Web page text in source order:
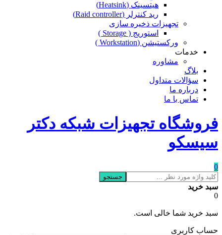
هیتسینک (Heatsink)
رید کنترلر (Raid controller)
تجهیزات ذخیره سازی
استوریج ( Storage )
ورکستیشن (Workstation )
خدمات
مشاوره
بلاگ
سؤالات متداول
درباره ما
تماس با ما
فروشگاه تجهیزات شبکه دکتر
سیسکو
0
جستجو
سبد خرید
0
سبد خرید شما خالی است.
حساب کاربری